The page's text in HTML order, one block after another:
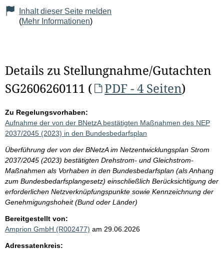
Inhalt dieser Seite melden
(Mehr Informationen)
Details zu Stellungnahme/Gutachten
SG2606260111 (
PDF - 4 Seiten)
Zu Regelungsvorhaben:
Aufnahme der von der BNetzA bestätigten Maßnahmen des NEP
2037/2045 (2023) in den Bundesbedarfsplan
Überführung der von der BNetzA im Netzentwicklungsplan Strom
2037/2045 (2023) bestätigten Drehstrom- und Gleichstrom-
Maßnahmen als Vorhaben in den Bundesbedarfsplan (als Anhang
zum Bundesbedarfsplangesetz) einschließlich Berücksichtigung der
erforderlichen Netzverknüpfungspunkte sowie Kennzeichnung der
Genehmigungshoheit (Bund oder Länder)
Bereitgestellt von:
Amprion GmbH (R002477) am 29.06.2026
Adressatenkreis: